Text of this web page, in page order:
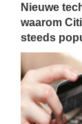
Nieuwe
waarom
steeds